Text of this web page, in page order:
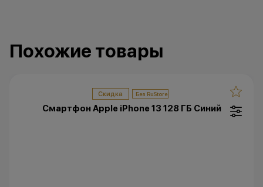
Похожие товары
Скидка
Смартфон Apple iPhone 13 128 ГБ Синий